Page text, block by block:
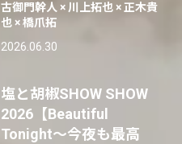
古御門幹人 × 川上拓也 × 正木貴
也 × 橋爪拓
2026.06.30
塩と胡椒SHOW SHOW
2026【Beautiful
Tonight〜今夜も最高